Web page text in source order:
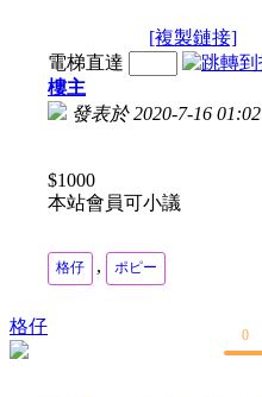
[複製鏈接]
格仔
電梯直達
樓主
發表於 2020-7-16 01:02
$1000
本站會員可小議
格仔 , ポピー
0